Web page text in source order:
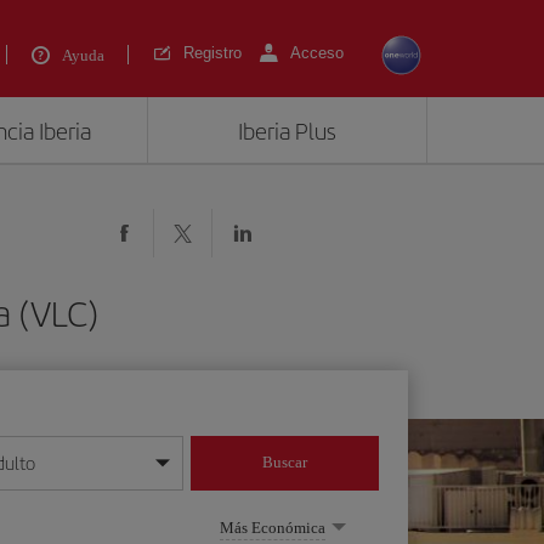
Ayuda Registro Acceso
Iberia Iberia Plus
(VLC)
mes/año
Buscar
Más Económica